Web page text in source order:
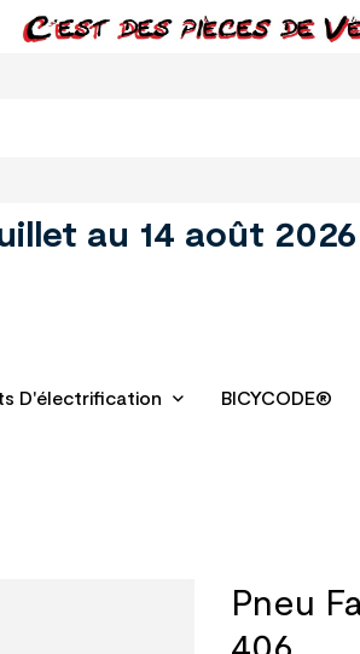
au 14 août
D'électrification BICYCODE®
Pneu
406